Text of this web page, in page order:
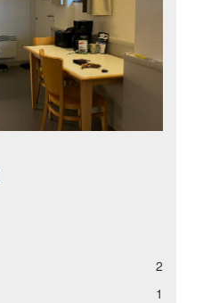
2
1